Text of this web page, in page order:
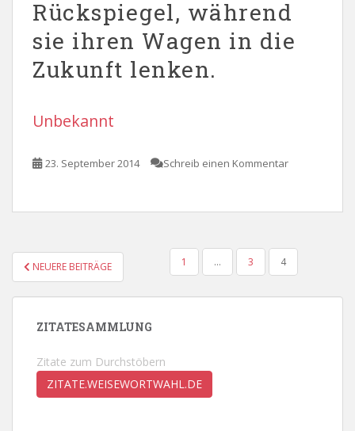
Rückspiegel, während
sie ihren Wagen in die
Zukunft lenken.
Unbekannt
23. September 2014 Schreib einen Kommentar
SEITENNUMMERIERUNG
DER
BEITRÄGE
NEUERE BEITRÄGE 1 … 3 4
ZITATESAMMLUNG
Zitate zum Durchstöbern
ZITATE.WEISEWORTWAHL.DE